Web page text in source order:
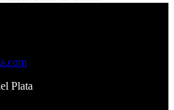
Plata